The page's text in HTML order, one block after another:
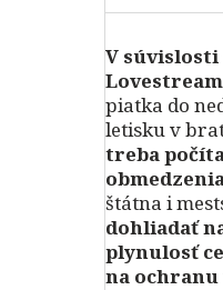
V
piatka do
letisku v
treba
štátna i
dohliadať
plynulosť
na